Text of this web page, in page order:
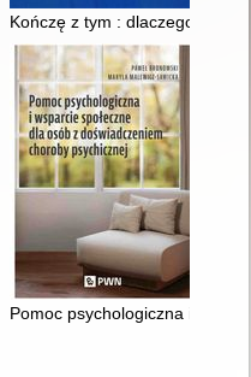
Kończę z tym : dlaczego dzieci
Pomoc psychologiczna i